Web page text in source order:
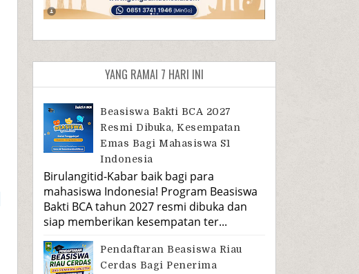
YANG RAMAI 7 HARI INI
Beasiswa Bakti BCA 2027
Resmi Dibuka, Kesempatan
Emas Bagi Mahasiswa S1
Indonesia
Birulangitid-Kabar baik bagi para
mahasiswa Indonesia! Program Beasiswa
Bakti BCA tahun 2027 resmi dibuka dan
siap memberikan kesempatan ter...
Pendaftaran Beasiswa Riau
Cerdas Bagi Penerima